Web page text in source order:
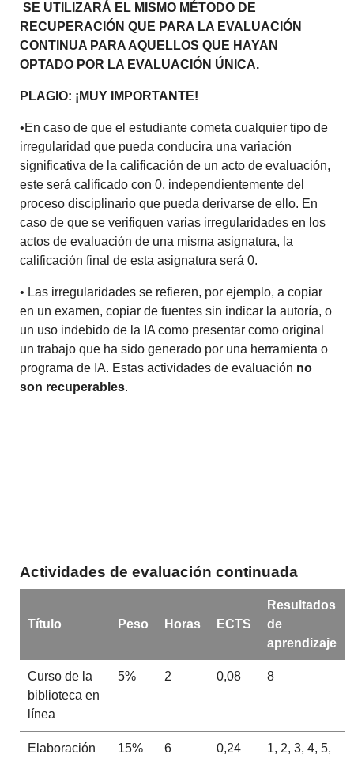
SE UTILIZARÁ EL MISMO MÉTODO DE
RECUPERACIÓN QUE PARA LA EVALUACIÓN
CONTINUA PARA AQUELLOS QUE HAYAN
OPTADO POR LA EVALUACIÓN ÚNICA.
PLAGIO: ¡MUY IMPORTANTE!
•En caso de que el estudiante cometa cualquier tipo de
irregularidad que pueda conducira una variación
significativa de la calificación de un acto de evaluación,
este será calificado con 0, independientemente del
proceso disciplinario que pueda derivarse de ello. En
caso de que se verifiquen varias irregularidades en los
actos de evaluación de una misma asignatura, la
calificación final de esta asignatura será 0.
• Las irregularidades se refieren, por ejemplo, a copiar
en un examen, copiar de fuentes sin indicar la autoría, o
un uso indebido de la IA como presentar como original
un trabajo que ha sido generado por una herramienta o
programa de IA. Estas actividades de evaluación no
son recuperables.
Actividades de evaluación continuada
Título Peso Horas ECTS
Resultados
de
aprendizaje
Curso de la
biblioteca en
línea
5% 2 0,08 8
Elaboración
15% 6 0,24
1, 2, 3, 4, 5,